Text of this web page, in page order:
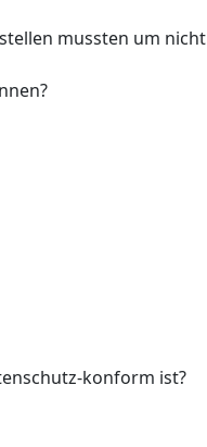
mussten um nicht
konform ist?